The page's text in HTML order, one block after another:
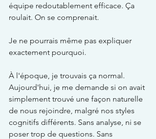
équipe redoutablement efficace. Ça
roulait. On se comprenait.
Je ne pourrais même pas expliquer
exactement pourquoi.
À l'époque, je trouvais ça normal.
Aujourd'hui, je me demande si on avait
simplement trouvé une façon naturelle
de nous rejoindre, malgré nos styles
cognitifs différents. Sans analyse, ni se
poser trop de questions. Sans